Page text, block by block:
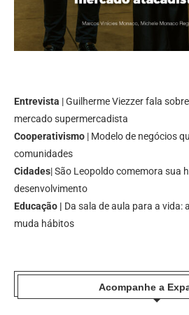
Entrevista | Guilherme Viezzer fala
mercado supermercadista
Cooperativismo | Modelo de negócios
comunidades
Cidades| São Leopoldo comemora sua
desenvolvimento
Educação | Da sala de aula para a vida:
muda hábitos
Acompanhe a